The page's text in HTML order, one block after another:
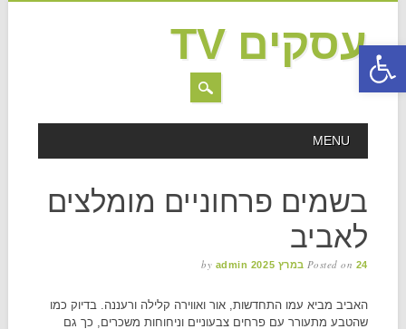
פתח סרגל נגישות
עסקים TV
MAIN MENU
MENU
בשמים פרחוניים מומלצים
לאביב
Posted on 24 במרץ 2025 by admin
האביב מביא עמו התחדשות, אור ואווירה קלילה ורעננה. בדיוק כמו
שהטבע מתעורר עם פרחים צבעוניים וניחוחות משכרים, כך גם